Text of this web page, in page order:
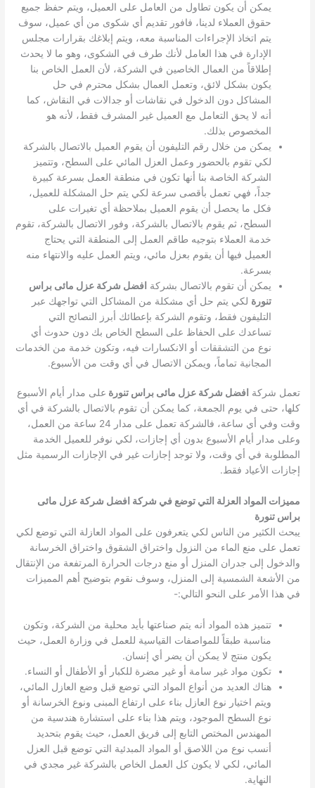
يمكن أن يكون تطاول من العامل على العميل، ويتم حفظ جميع
حقوق العملاء لدينا، فافور تقديم أي شكوى من أي عميل، سوف
يتم اتخاذ الإجراءات المناسبة معه، ويتم إبلاغك بقرارات مجلس
الإدارة في هذا العامل لأنك طرف في الشكوى، وهو ما لا يحدث
إطلاقاً من العمال الخاصين في الشركة، لأن العمل الخاص بنا
يكون بشكل لائق، وتعمل العمال بشكل محترم في حل
المشاكل دون الدخول في نقاشات أو جدالات في النقاش، كما
أنه لا يحق التعامل مع العميل غير المشرف فقط، لأنه هو
المخصوص بذلك.
يمكن من خلال رقم التليفون أن يقوم العميل بالاتصال بالشركة
لكي تقوم بالحضور وعمل العزل المائي على السطح، وتتميز
الشركة الخاصة بنا أنها تكون في منطقة العمل بسرعة كبيرة
جداً، فهي تعمل بأقصى سرعة لكي يتم حل المشكلة للعميل،
فكل ما يحصل أن يقوم العميل بملاحظة أي تغيرات على
السطح، ثم يقوم بالاتصال بالشركة، وفور الاتصال بالشركة، تقوم
خدمة العملاء بتوجيه طاقم العمل إلى المنطقة التي يحتاج
العميل فيها أن يقوم بعزل مائي، ويتم العمل عليه والانتهاء منه
بسرعة.
يمكن أن تقوم بالاتصال بشركة افضل شركة عزل مائى براس
تنورة لكي يتم حل أي مشكلة من المشاكل التي تواجهك عبر
التليفون فقط، وتقوم الشركة بإعطائك أبرز النصائح التي
تساعدك على الحفاظ على السطح الخاص بك دون حدوث أي
نوع من التشققات أو الانكسارات فيه، وتكون خدمة من الخدمات
المجانية تماماً، ويمكن الاتصال في أي وقت من الأسبوع.
تعمل شركة افضل شركة عزل مائى براس تنورة على مدار أيام الأسبوع
كلها، حتى في يوم الجمعة، كما يمكن أن تقوم بالاتصال بالشركة في أي
وقت وفي أي ساعة، فالشركة تعمل على مدار 24 ساعة من العمل،
وعلى مدار أيام الأسبوع بدون أي إجازات، لكي نوفر للعميل الخدمة
المطلوبة في أي وقت، ولا توجد إجازات غير في الإجازات الرسمية مثل
إجازات الأعياد فقط.
مميزات المواد العزلة التي توضع في شركة افضل شركة عزل مائى
براس تنورة
يبحث الكثير من الناس لكي يتعرفون على المواد العازلة التي توضع لكي
تعمل على منع الماء من النزول واختراق الشقوق واختراق الخرسانة
والدخول إلى جدران المنزل أو منع درجات الحرارة المرتفعة من الإنتقال
من الأشعة الشمسية إلى المنزل، وسوف نقوم بتوضيح أهم المميزات
في هذا الأمر على النحو التالي:-
تتميز هذه المواد أنه يتم صناعتها بأيد محلية من الشركة، وتكون
مناسبة طبقاً للمواصفات القياسية للعمل في وزارة العمل، حيث
يكون منتج لا يمكن أن يضر أي إنسان.
تكون مواد غير سامة أو غير مضرة للكبار أو الأطفال أو النساء.
هناك العديد من أنواع المواد التي توضع قبل وضع العازل المائي،
ويتم اختيار نوع العازل بناء على ارتفاع المبنى ونوع الخرسانة أو
نوع السطح الموجود، ويتم هذا بناء على استشارة هندسية من
المهندس المختص التابع إلى فريق العمل، حيث يقوم بتحديد
أنسب نوع من اللاصق أو المواد المبدئية التي توضع قبل العزل
المائي، لكي لا يكون كل العمل الخاص بالشركة غير مجدي في
النهاية.